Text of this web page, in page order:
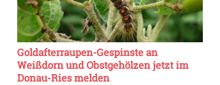
Goldafterraupen-Gespinste an
Weißdorn und Obstgehölzen jetzt im
Donau-Ries melden